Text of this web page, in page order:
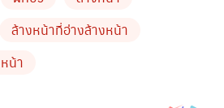
ชชู่เปียกเช็ดเครื่องสำอางออกมา
อน) เย็นและสบายเกือบพอๆกับ
ะนำว่าควรหลีกเลี่ยงเนื่องจากทิชชู่
ล้างหน้าที่อ่างล้างหน้า
น้า